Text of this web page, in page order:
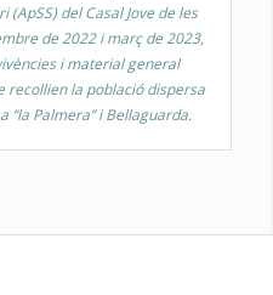
(ApSS) del Casal Jove de les
de 2022 i març de 2023,
i material general
recollien la població dispersa
“la Palmera” i Bellaguarda.